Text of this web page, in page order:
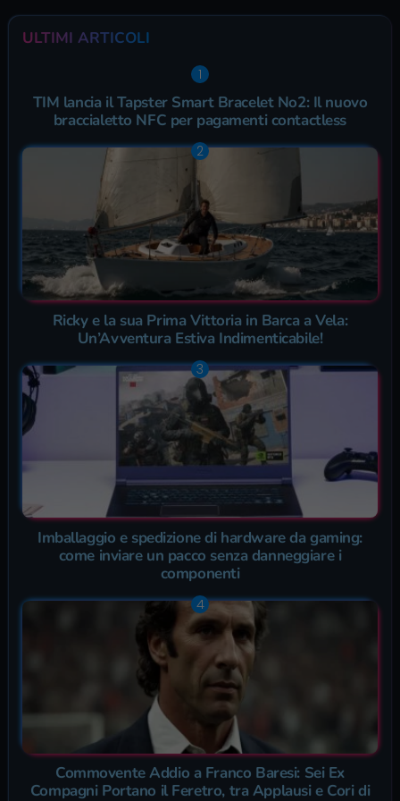
ULTIMI ARTICOLI
TIM lancia il Tapster Smart Bracelet No2: Il nuovo
braccialetto NFC per pagamenti contactless
Ricky e la sua Prima Vittoria in Barca a Vela:
Un’Avventura Estiva Indimenticabile!
Imballaggio e spedizione di hardware da gaming:
come inviare un pacco senza danneggiare i
componenti
Commovente Addio a Franco Baresi: Sei Ex
Compagni Portano il Feretro, tra Applausi e Cori di